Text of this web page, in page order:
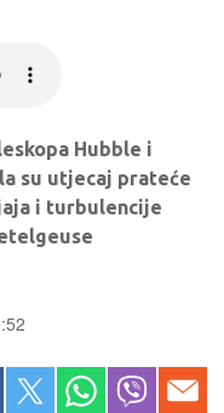
Hubble i
su utjecaj prateće
i turbulencije